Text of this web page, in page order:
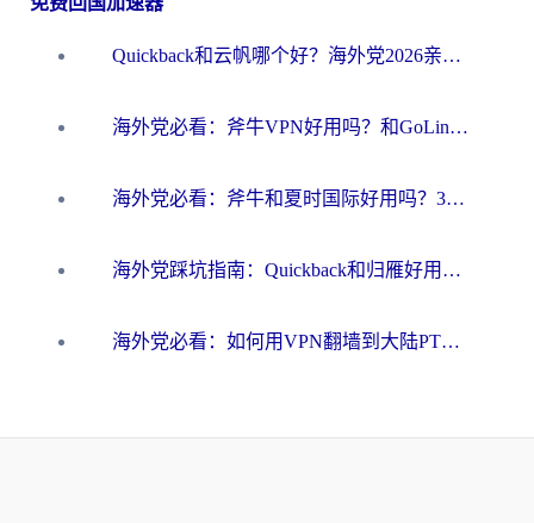
Quickback和云帆哪个好？海外党2026亲测指南：选对加速器大陆工具，无缝刷国内剧玩国服
海外党必看：斧牛VPN好用吗？和GoLinkVPN对比哪个回国效果更好？
海外党必看：斧牛和夏时国际好用吗？3步选对回国加速器，无缝刷国内资源
海外党踩坑指南：Quickback和归雁好用吗？选对加速器才能无缝刷国内资源
海外党必看：如何用VPN翻墙到大陆PTT？一篇解决你所有回国加速痛点